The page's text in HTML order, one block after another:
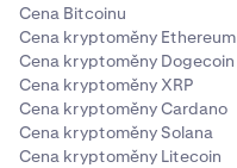
Cena Bitcoinu
Cena kryptoměny Ethereum
Cena kryptoměny Dogecoin
Cena kryptoměny XRP
Cena kryptoměny Cardano
Cena kryptoměny Solana
Cena kryptoměny Litecoin